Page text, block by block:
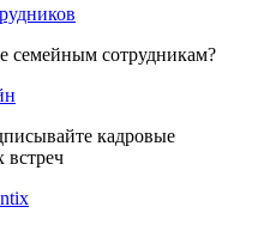
семейным сотрудникам?
кадровые
встреч